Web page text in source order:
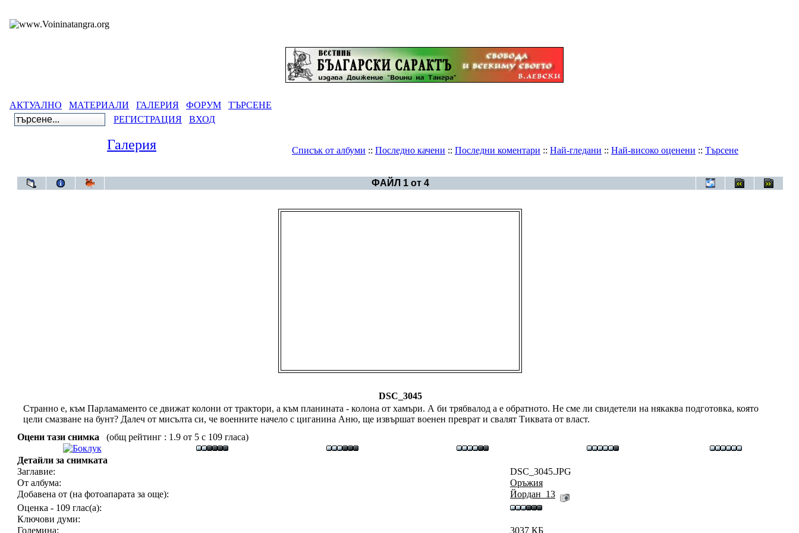
АКТУАЛНО МАТЕРИАЛИ ГАЛЕРИЯ ФОРУМ
ТЪРСЕНЕ
РЕГИСТРАЦИЯ
ВХОД
Галерия Списък от албуми :: Последно качени :: Последни коментари :: Най-гледани :: Най-високо оценени :: Търсене
ФАЙЛ 1 от 4
DSC_3045
Странно е, към Парламаменто се движат колони от трактори, а към планината - колона от хамъри. А би трябвалод а е обратното. Не сме ли свидетели на някаква подготовка, която
цели смазване на бунт? Далеч от мисълта си, че военните начело с циганина Аню, ще извършат военен преврат и свалят Тиквата от власт.
Оцени тази снимка
(общ рейтинг : 1.9 от 5 с 109 гласа)
Детайли за снимката
Заглавие:
DSC_3045.JPG
От албума:
Оръжия
Добавена от (на фотоапарата за още):
Йордан_13
Оценка - 109 глас(а):
Ключови думи:
Големина:
3037 КБ